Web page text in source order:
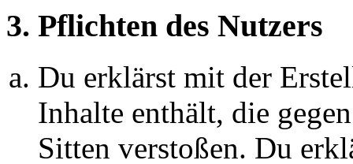
3. Pflichten des Nutzers
Du erklärst mit der
Inhalte enthält, die
Sitten verstoßen. Du